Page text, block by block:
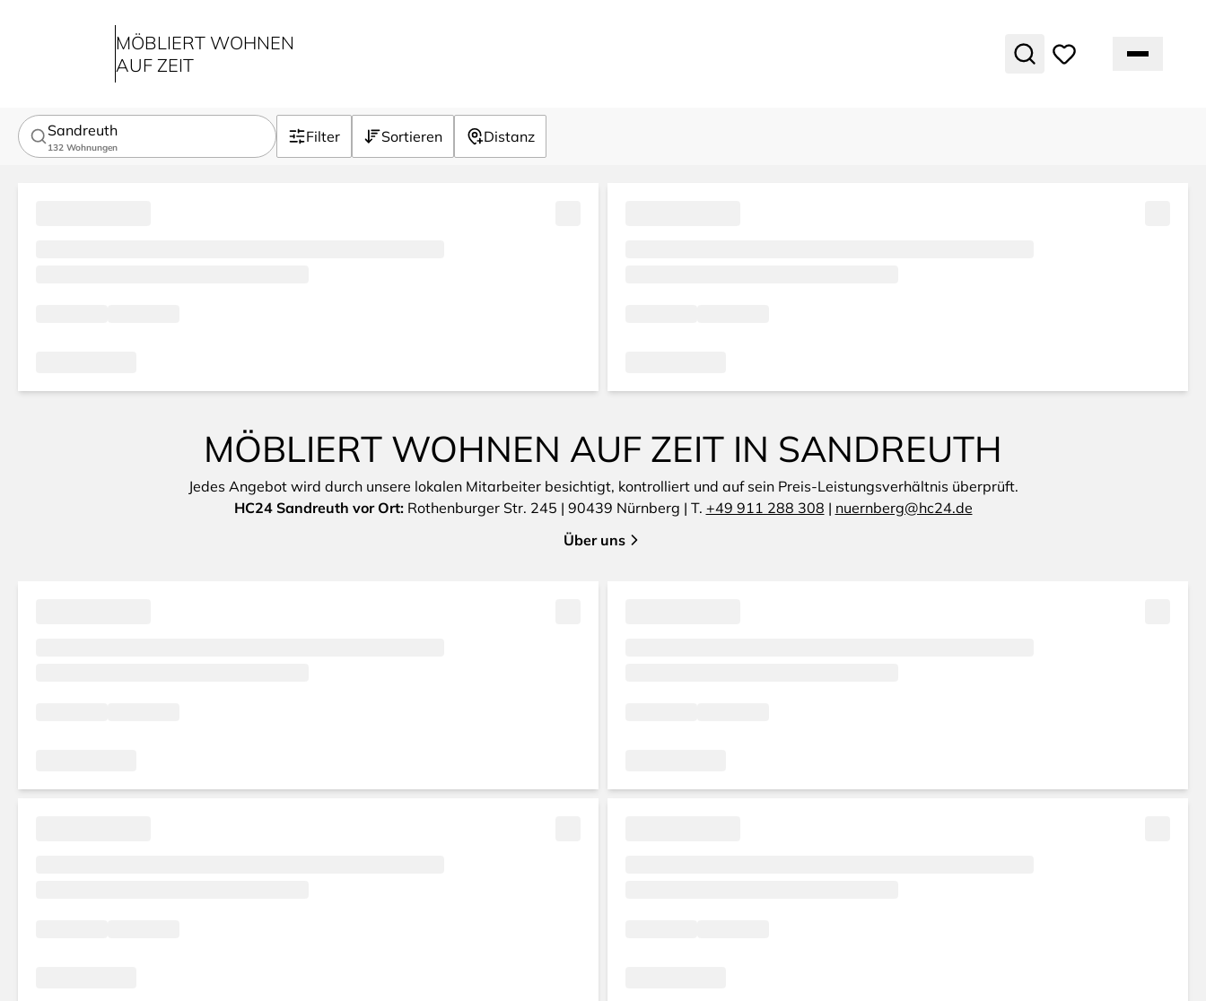
MÖBLIERT WOHNEN
AUF ZEIT
Sandreuth
132 Wohnungen
Filter Sortieren Distanz
MÖBLIERT WOHNEN AUF ZEIT IN SANDREUTH
Jedes Angebot wird durch unsere lokalen Mitarbeiter besichtigt, kontrolliert und auf sein Preis-Leistungsverhältnis überprüft.
HC24 Sandreuth vor Ort: Rothenburger Str. 245 | 90439 Nürnberg | T. +49 911 288 308 | nuernberg@hc24.de
Über uns